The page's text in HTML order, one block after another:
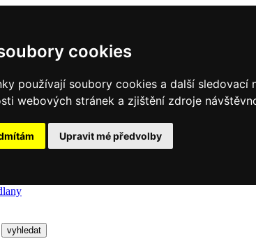
cookies
používají soubory cookies a další sledovací
webových stránek a zjištění zdroje
Upravit mé předvolby